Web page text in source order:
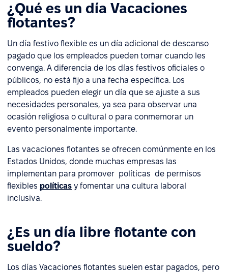
¿Qué es un día Vacaciones
flotantes?
Un día festivo flexible es un día adicional de descanso
pagado que los empleados pueden tomar cuando les
convenga. A diferencia de los días festivos oficiales o
públicos, no está fijo a una fecha específica. Los
empleados pueden elegir un día que se ajuste a sus
necesidades personales, ya sea para observar una
ocasión religiosa o cultural o para conmemorar un
evento personalmente importante.
Las vacaciones flotantes se ofrecen comúnmente en los
Estados Unidos, donde muchas empresas las
implementan para promover políticas de permisos
flexibles políticas y fomentar una cultura laboral
inclusiva.
¿Es un día libre flotante con
sueldo?
Los días Vacaciones flotantes suelen estar pagados, pero